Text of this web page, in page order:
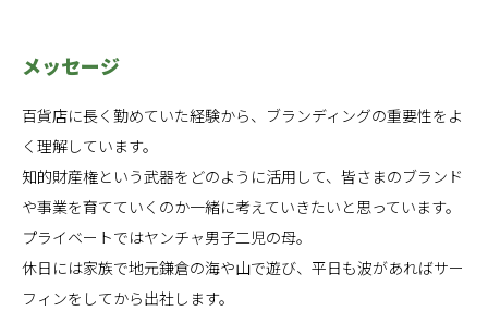
メッセージ
百貨店に長く勤めていた経験から、ブランディングの重要性をよ
く理解しています。
知的財産権という武器をどのように活用して、皆さまのブランド
や事業を育てていくのか一緒に考えていきたいと思っています。
プライベートではヤンチャ男子二児の母。
休日には家族で地元鎌倉の海や山で遊び、平日も波があればサー
フィンをしてから出社します。